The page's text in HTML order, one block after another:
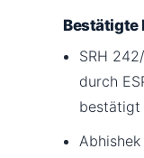
Bestätigte
SRH
durch
bestätigt